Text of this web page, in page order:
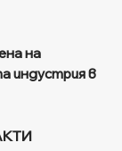
на
индустрия в